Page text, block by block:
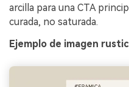
arcilla para una CTA
curada, no saturada.
Ejemplo de imagen